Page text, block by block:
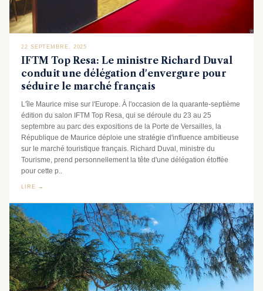
22 SEPTEMBRE, 2025
IFTM Top Resa: Le ministre Richard Duval
conduit une délégation d'envergure pour
séduire le marché français
L'île Maurice mise sur l'Europe. À l'occasion de la quarante-septième
édition du salon IFTM Top Resa, qui se déroule du 23 au 25
septembre au parc des expositions de la Porte de Versailles, la
République de Maurice déploie une stratégie d'influence ambitieuse
sur le marché touristique français. Richard Duval, ministre du
Tourisme, prend personnellement la tête d'une délégation étoffée
pour cette p..
LIRE →